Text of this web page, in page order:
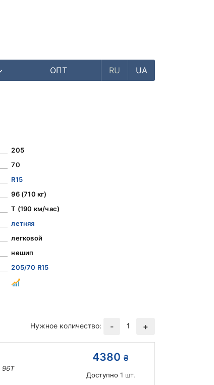
ОПТ RU UA
205
70
R15
96 (710 кг)
T (190 км/час)
летняя
легковой
нешип
205/70 R15
Нужное количество: - 1 +
96T
4380 ₴
Доступно 1 шт.